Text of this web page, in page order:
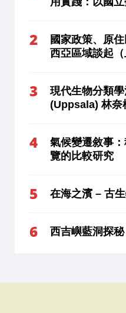
國家政策、原
西亞區域談起（
現代生物分類
(Uppsala) 林奈
氣候變遷敘事
覽的比較研究
在海之濱 – 古
西吉嶼藍洞探秘